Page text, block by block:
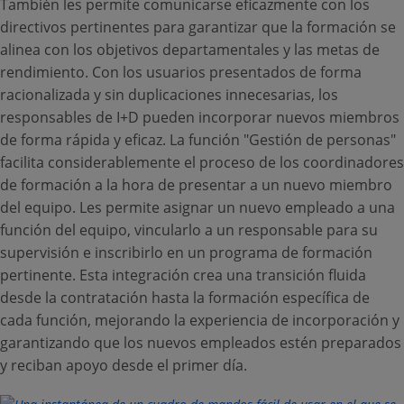
También les permite comunicarse eficazmente con los
directivos pertinentes para garantizar que la formación se
alinea con los objetivos departamentales y las metas de
rendimiento. Con los usuarios presentados de forma
racionalizada y sin duplicaciones innecesarias, los
responsables de I+D pueden incorporar nuevos miembros
de forma rápida y eficaz. La función "Gestión de personas"
facilita considerablemente el proceso de los coordinadores
de formación a la hora de presentar a un nuevo miembro
del equipo. Les permite asignar un nuevo empleado a una
función del equipo, vincularlo a un responsable para su
supervisión e inscribirlo en un programa de formación
pertinente. Esta integración crea una transición fluida
desde la contratación hasta la formación específica de
cada función, mejorando la experiencia de incorporación y
garantizando que los nuevos empleados estén preparados
y reciban apoyo desde el primer día.